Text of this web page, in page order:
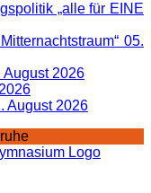
„alle für EINE
05.
August 2026
August 2026